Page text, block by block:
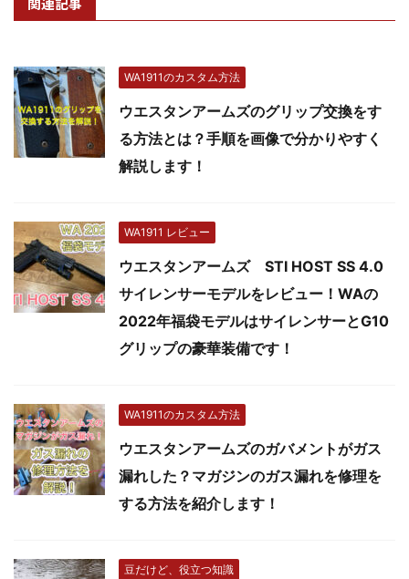
WA1911のカスタム方法
ウエスタンアームズのグリップ交換をす
る方法とは？手順を画像で分かりやすく
解説します！
WA1911 レビュー
ウエスタンアームズ STI HOST SS 4.0
サイレンサーモデルをレビュー！WAの
2022年福袋モデルはサイレンサーとG10
グリップの豪華装備です！
WA1911のカスタム方法
ウエスタンアームズのガバメントがガス
漏れした？マガジンのガス漏れを修理を
する方法を紹介します！
豆だけど、役立つ知識